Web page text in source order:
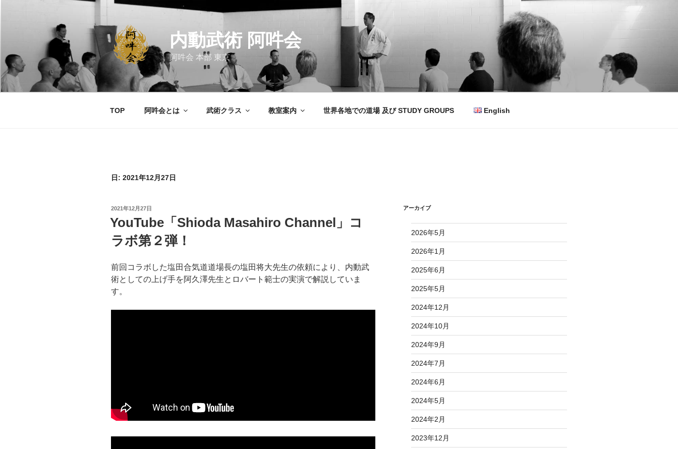
ツ
へ
ス
キ
内動武術 阿吽会
阿吽会 本部 東京
TOP 阿吽会とは 武術クラス 教室案内 世界各地での道場 及び STUDY GROUPS English
日: 2021年12月27日
投
日:
2021年12月27日
YouTube「Shioda Masahiro Channel」コ
ラボ第２弾！
前回コラボした塩田合気道道場長の塩田将大先生の依頼により、内動武
術としての上げ手を阿久澤先生とロバート範士の実演で解説していま
す。
アーカイブ
2026年5月
2026年1月
2025年6月
2025年5月
2024年12月
2024年10月
2024年9月
2024年7月
2024年6月
2024年5月
2024年2月
2023年12月